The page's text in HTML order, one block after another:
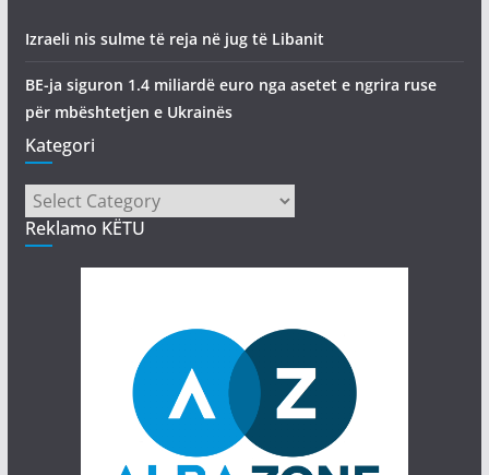
Izraeli nis sulme të reja në jug të Libanit
BE-ja siguron 1.4 miliardë euro nga asetet e ngrira ruse
për mbështetjen e Ukrainës
Kategori
Kategori
Reklamo KËTU